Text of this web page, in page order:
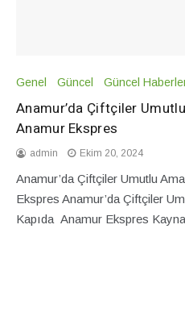
Genel Güncel Güncel
Anamur’da Çiftçiler
Anamur Ekspres
admin Ekim 20, 2024
Anamur’da Çiftçiler Umutlu
Ekspres Anamur’da Çiftçiler
Kapıda Anamur Ekspres